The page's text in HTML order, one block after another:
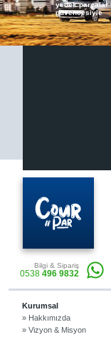
3D baskı
müşterilerimize
yedek parçalar
güvencesiyle
Bilgi & Sipariş
0538 496 9832
Kurumsal
» Hakkımızda
» Vizyon & Misyon